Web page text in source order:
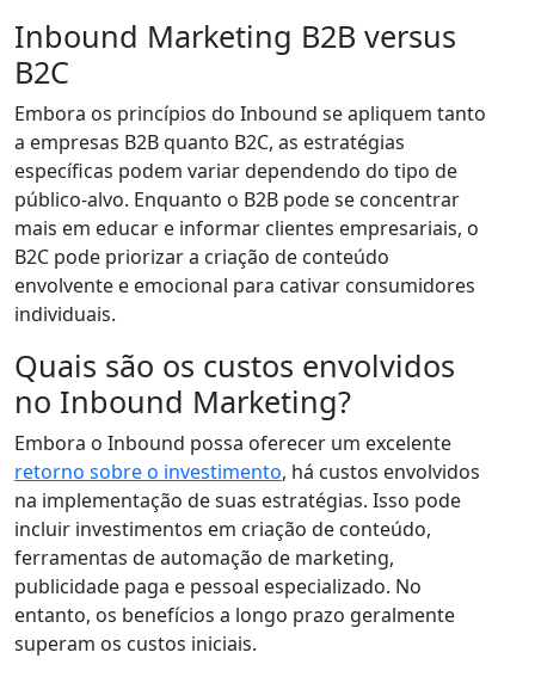
Inbound Marketing B2B versus
B2C
Embora os princípios do Inbound se apliquem tanto
a empresas B2B quanto B2C, as estratégias
específicas podem variar dependendo do tipo de
público-alvo. Enquanto o B2B pode se concentrar
mais em educar e informar clientes empresariais, o
B2C pode priorizar a criação de conteúdo
envolvente e emocional para cativar consumidores
individuais.
Quais são os custos envolvidos
no Inbound Marketing?
Embora o Inbound possa oferecer um excelente
retorno sobre o investimento, há custos envolvidos
na implementação de suas estratégias. Isso pode
incluir investimentos em criação de conteúdo,
ferramentas de automação de marketing,
publicidade paga e pessoal especializado. No
entanto, os benefícios a longo prazo geralmente
superam os custos iniciais.